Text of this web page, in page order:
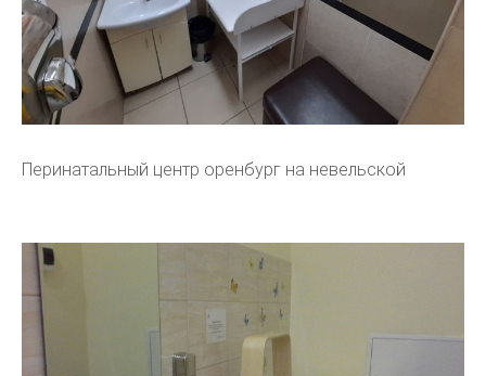
Перинатальный центр оренбург на невельской